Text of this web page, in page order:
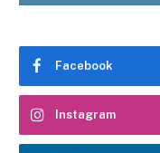
Facebook
Instagram